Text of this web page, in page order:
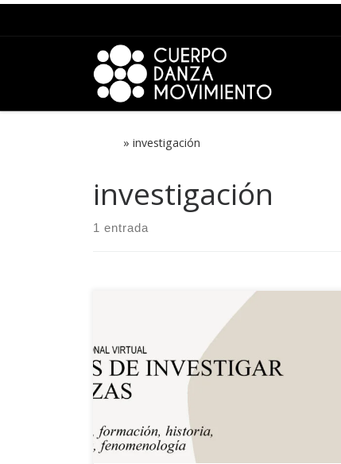
» investigación
investigación
1 entrada